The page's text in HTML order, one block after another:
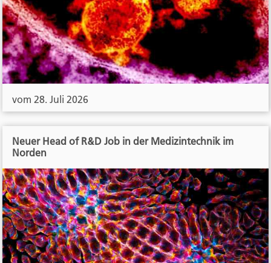
vom 28. Juli 2026
Neuer Head of R&D Job in der Medizintechnik im
Norden